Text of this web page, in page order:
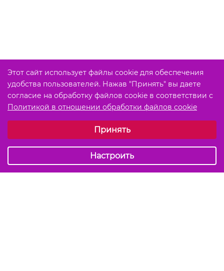
Этот сайт использует файлы cookie для обеспечения
удобства пользователей. Нажав "Принять" вы даете
согласие на обработку файлов cookie в соответствии с
Политикой в отношении обработки файлов cookie
Обязательные (технические)Принять
Настроить